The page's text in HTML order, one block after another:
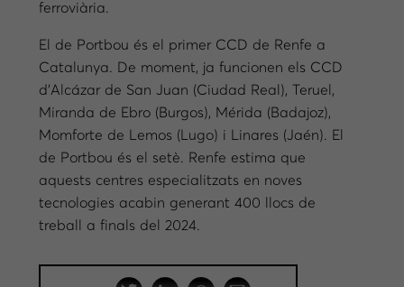
ferroviària.
El de Portbou és el primer CCD de Renfe a
Catalunya. De moment, ja funcionen els CCD
d’Alcázar de San Juan (Ciudad Real), Teruel,
Miranda de Ebro (Burgos), Mérida (Badajoz),
Momforte de Lemos (Lugo) i Linares (Jaén). El
de Portbou és el setè. Renfe estima que
aquests centres especialitzats en noves
tecnologies acabin generant 400 llocs de
treball a finals del 2024.